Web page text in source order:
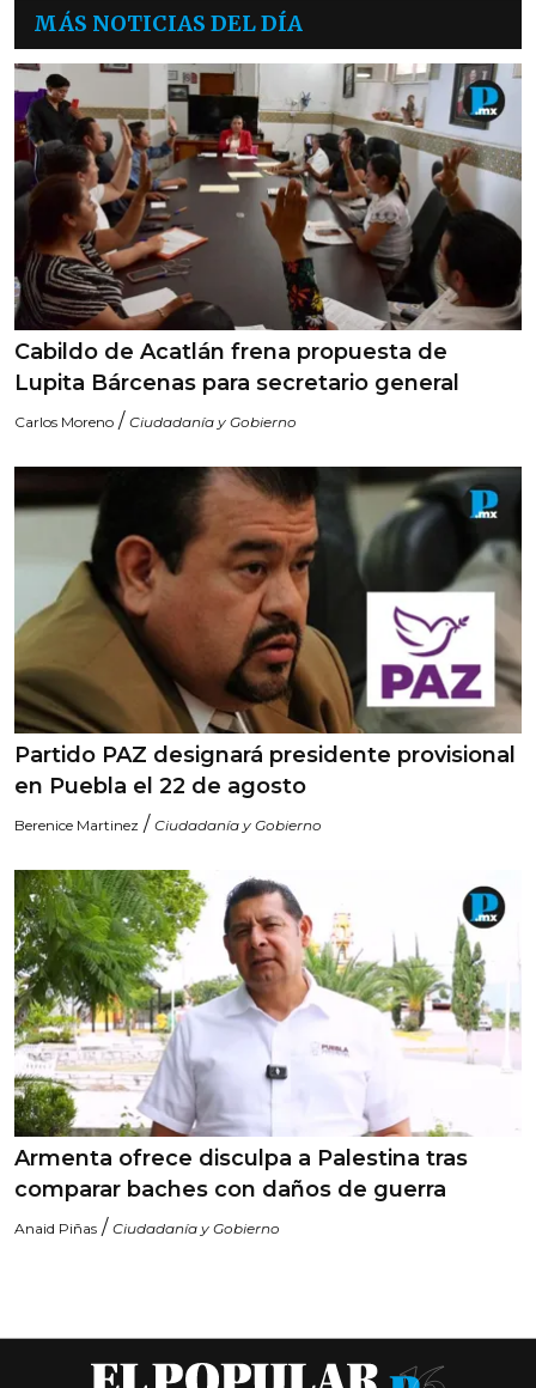
MÁS NOTICIAS DEL DÍA
Cabildo de Acatlán frena propuesta de
Lupita Bárcenas para secretario general
Carlos Moreno / Ciudadanía y Gobierno
Partido PAZ designará presidente provisional
en Puebla el 22 de agosto
Berenice Martinez / Ciudadanía y Gobierno
Armenta ofrece disculpa a Palestina tras
comparar baches con daños de guerra
Anaid Piñas / Ciudadanía y Gobierno